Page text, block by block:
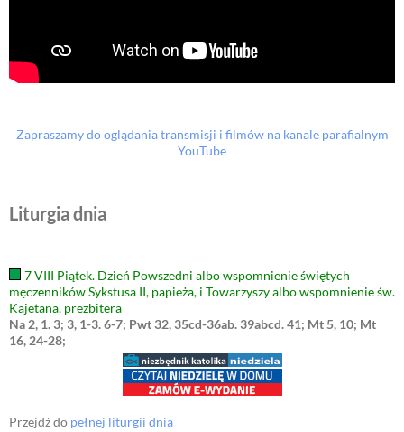
Zapraszamy do oglądania transmisji i filmów na kanale parafialnym
YouTube
Liturgia dnia
7 VIII Piątek. Dzień Powszedni albo wspomnienie świętych
męczenników Sykstusa II, papieża, i Towarzyszy albo wspomnienie św.
Kajetana, prezbitera
Na 2, 1. 3; 3, 1-3. 6-7; Pwt 32, 35cd-36ab. 39abcd. 41; Mt 5, 10; Mt
16, 24-28;
Przejdź do pełnej liturgii dnia